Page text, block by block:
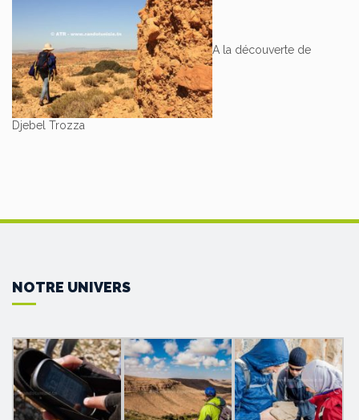
A la découverte de
Djebel Trozza
NOTRE UNIVERS